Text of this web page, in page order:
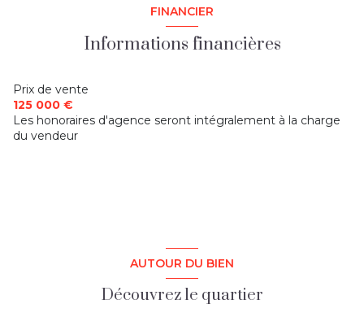
FINANCIER
Informations financières
Prix de vente
125 000 €
Les honoraires d'agence seront intégralement à la charge
du vendeur
AUTOUR DU BIEN
Découvrez le quartier